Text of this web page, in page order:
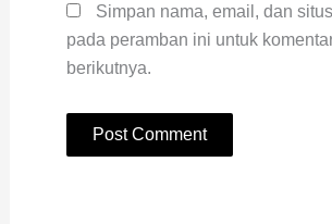
Simpan nama, email, dan
pada peramban ini untuk
berikutnya.